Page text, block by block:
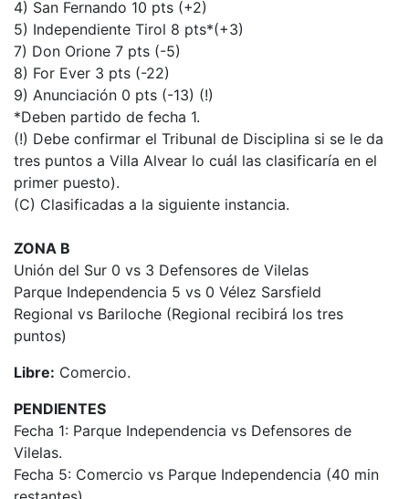
4) San Fernando 10 pts (+2)
5) Independiente Tirol 8 pts*(+3)
7) Don Orione 7 pts (-5)
8) For Ever 3 pts (-22)
9) Anunciación 0 pts (-13) (!)
*Deben partido de fecha 1.
(!) Debe confirmar el Tribunal de Disciplina si se le da
tres puntos a Villa Alvear lo cuál las clasificaría en el
primer puesto).
(C) Clasificadas a la siguiente instancia.
ZONA B
Unión del Sur 0 vs 3 Defensores de Vilelas
Parque Independencia 5 vs 0 Vélez Sarsfield
Regional vs Bariloche (Regional recibirá los tres
puntos)
Libre: Comercio.
PENDIENTES
Fecha 1: Parque Independencia vs Defensores de
Vilelas.
Fecha 5: Comercio vs Parque Independencia (40 min